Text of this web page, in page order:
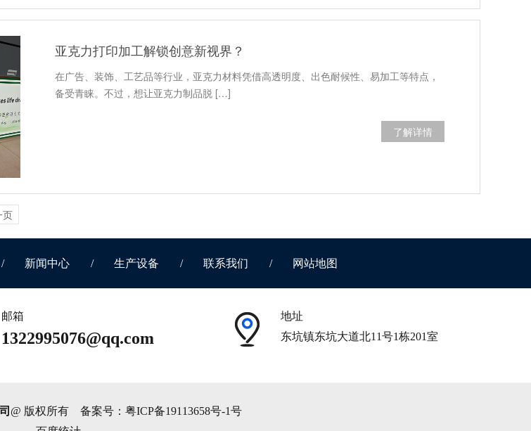
亚克力打印加工解锁创意新视界？
在广告、装饰、工艺品等行业，亚克力材料凭借高透明度、出色耐候性、易加工等特点，
备受青睐。不过，想让亚克力制品脱 […]
了解详情
页
/ 新闻中心 / 生产设备 / 联系我们 / 网站地图
邮箱
1322995076@qq.com
地址
东坑镇东坑大道北11号1栋201室
@ 版权所有 备案号： 粤ICP备19113658号-1号